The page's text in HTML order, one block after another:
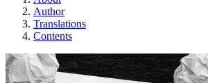
Author
Translations
Contents